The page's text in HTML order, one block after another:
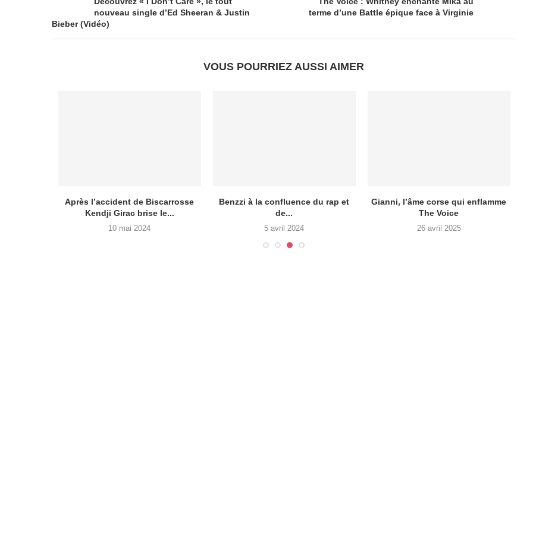
nouveau single d’Ed Sheeran & Justin
Bieber (Vidéo)
terme d’une Battle épique face à Virginie
VOUS POURRIEZ AUSSI AIMER
Après l’accident de Biscarrosse
Kendji Girac brise le...
10 mai 2024
Benzzi à la confluence du rap et
de...
5 avril 2024
Gianni, l’âme corse qui enflamme
The Voice
26 avril 2025